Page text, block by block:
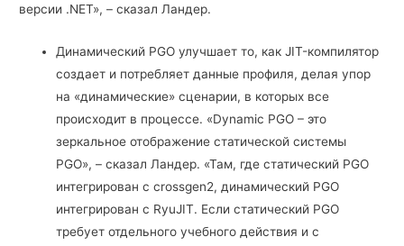
версии .NET», – сказал Ландер.
Динамический PGO улучшает то, как JIT-компилятор
создает и потребляет данные профиля, делая упор
на «динамические» сценарии, в которых все
происходит в процессе. «Dynamic PGO – это
зеркальное отображение статической системы
PGO», – сказал Ландер. «Там, где статический PGO
интегрирован с crossgen2, динамический PGO
интегрирован с RyuJIT. Если статический PGO
требует отдельного учебного действия и с